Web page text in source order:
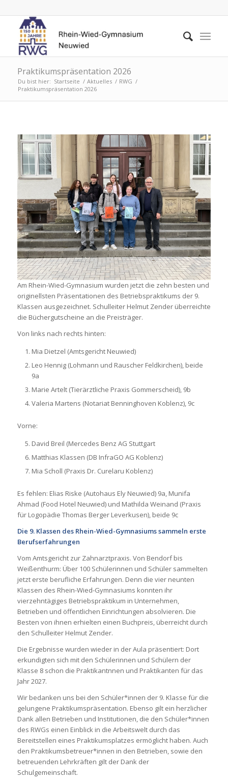
Praktikumspräsentation 2026
Du bist hier: Startseite / Aktuelles / RWG /
Praktikumspräsentation 2026
Am Rhein-Wied-Gymnasium wurden jetzt die zehn besten und
originellsten Präsentationen des Betriebspraktikums der 9.
Klassen ausgezeichnet. Schulleiter Helmut Zender überreichte
die Büchergutscheine an die Preisträger.
Von links nach rechts hinten:
Mia Dietzel (Amtsgericht Neuwied)
Leo Hennig (Lohmann und Rauscher Feldkirchen), beide
9a
Marie Artelt (Tierärztliche Praxis Gommerscheid), 9b
Valeria Martens (Notariat Benninghoven Koblenz), 9c
Vorne:
David Breil (Mercedes Benz AG Stuttgart
Matthias Klassen (DB InfraGO AG Koblenz)
Mia Scholl (Praxis Dr. Curelaru Koblenz)
Es fehlen: Elias Riske (Autohaus Ely Neuwied) 9a, Munifa
Ahmad (Food Hotel Neuwied) und Mathilda Weinand (Praxis
für Logopädie Thomas Berger Leverkusen), beide 9c
Die 9. Klassen des Rhein-Wied-Gymnasiums sammeln erste
Berufserfahrungen
Vom Amtsgericht zur Zahnarztpraxis. Von Bendorf bis
Weißenthurm: Über 100 Schülerinnen und Schüler sammelten
jetzt erste berufliche Erfahrungen. Denn die vier neunten
Klassen des Rhein-Wied-Gymnasiums konnten ihr
vierzehntägiges Betriebspraktikum in Unternehmen,
Betrieben und öffentlichen Einrichtungen absolvieren. Die
Besten von ihnen erhielten einen Buchpreis, überreicht durch
den Schulleiter Helmut Zender.
Die Ergebnisse wurden wieder in der Aula präsentiert: Dort
erkundigten sich mit den Schülerinnen und Schülern der
Klasse 8 schon die Praktikantnnen und Praktikanten für das
Jahr 2027.
Wir bedanken uns bei den Schüler*innen der 9. Klasse für die
gelungene Praktikumspräsentation. Ebenso gilt ein herzlicher
Dank allen Betrieben und Institutionen, die den Schüler*innen
des RWGs einen Einblick in die Arbeitswelt durch das
Bereitstellen eines Praktikumsplatzes ermöglicht haben. Auch
den Praktikumsbetreuer*innen in den Betrieben, sowie den
betreuenden Lehrkräften gilt der Dank der
Schulgemeinschaft.